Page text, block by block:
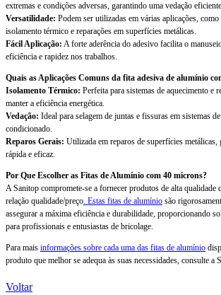
extremas e condições adversas, garantindo uma vedação
Versatilidade: Podem ser utilizadas em várias aplicações,
isolamento térmico e reparações em superfícies metálicas.
Fácil Aplicação: A forte aderência do adesivo facilita o
eficiência e rapidez nos trabalhos.
Quais as Aplicações Comuns da fita adesiva de alumínio
Isolamento Térmico: Perfeita para sistemas de aquecimento e
manter a eficiência energética.
Vedação: Ideal para selagem de juntas e fissuras em sistemas
condicionado.
Reparos Gerais: Utilizada em reparos de superfícies metálicas,
rápida e eficaz.
Por Que Escolher as Fitas de Alumínio com 40 microns?
A Sanitop compromete-se a fornecer produtos de alta qualidade
relação qualidade/preço. Estas fitas de alumínio são
assegurar a máxima eficiência e durabilidade, proporcionando
para profissionais e entusiastas de bricolage.
Para mais informações sobre cada uma das fitas de alumínio
produto que melhor se adequa às suas necessidades, consulte a
Voltar